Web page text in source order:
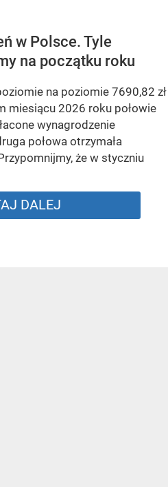
w Polsce. Tyle
na początku roku
na poziomie 7690,82 zł
miesiącu 2026 roku połowie
wynagrodzenie
połowa otrzymała
że w styczniu
DALEJ